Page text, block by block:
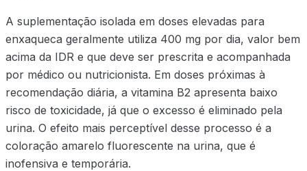
A suplementação isolada em doses elevadas para
enxaqueca geralmente utiliza 400 mg por dia, valor bem
acima da IDR e que deve ser prescrita e acompanhada
por médico ou nutricionista. Em doses próximas à
recomendação diária, a vitamina B2 apresenta baixo
risco de toxicidade, já que o excesso é eliminado pela
urina. O efeito mais perceptível desse processo é a
coloração amarelo fluorescente na urina, que é
inofensiva e temporária.